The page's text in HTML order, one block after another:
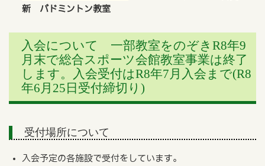
新 バドミントン教室
入会について 一部教室をのぞきR8年9
月末で総合スポーツ会館教室事業は終了
します。入会受付はR8年7月入会まで(R8
年6月25日受付締切り)
受付場所について
入会予定の各施設で受付をしています。